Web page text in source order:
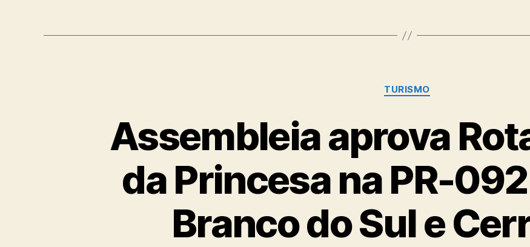
Categorias
TURISMO
Assembleia aprova
da Princesa na PR-
Branco do Sul e